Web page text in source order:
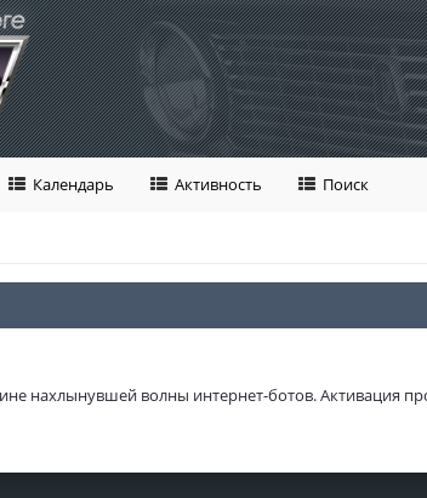
Календарь Активность Поиск
нахлынувшей волны интернет-ботов. Активация